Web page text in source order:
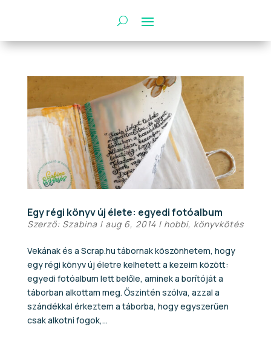
Egy régi könyv új élete: egyedi fotóalbum
Szerző: Szabina| aug 6, 2014| hobbi, könyvkötés
Vekának és a Scrap.hu tábornak köszönhetem, hogy
egy régi könyv új életre kelhetett a kezeim között:
egyedi fotóalbum lett belőle, aminek a borítóját a
táborban alkottam meg. Őszintén szólva, azzal a
szándékkal érkeztem a táborba, hogy egyszerűen
csak alkotni fogok,...